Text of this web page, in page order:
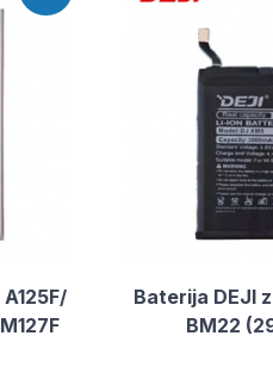
Baterija DEJI
BM22